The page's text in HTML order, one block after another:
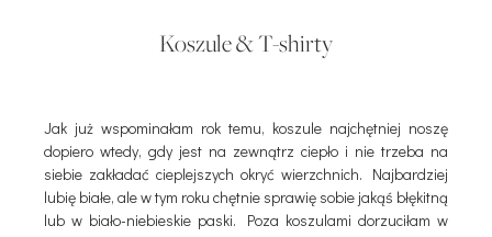
Koszule & T-shirty
Jak już wspominałam rok temu, koszule najchętniej noszę
dopiero wtedy, gdy jest na zewnątrz ciepło i nie trzeba na
siebie zakładać cieplejszych okryć wierzchnich. Najbardziej
lubię białe, ale w tym roku chętnie sprawię sobie jakąś błękitną
lub w biało-niebieskie paski. Poza koszulami dorzuciłam w